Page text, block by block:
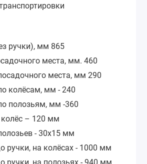
ручки), мм 865
места, мм. 460
места, мм 290
колёсам, мм - 240
полозьям, мм -360
– 120 мм
- 30х15 мм
ручки, на колёсах - 1000 мм